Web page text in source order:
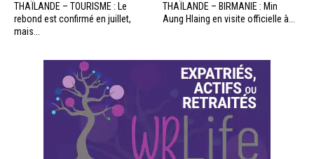
THAÏLANDE – TOURISME : Le
rebond est confirmé en juillet,
mais...
THAÏLANDE – BIRMANIE : Min
Aung Hlaing en visite officielle à...